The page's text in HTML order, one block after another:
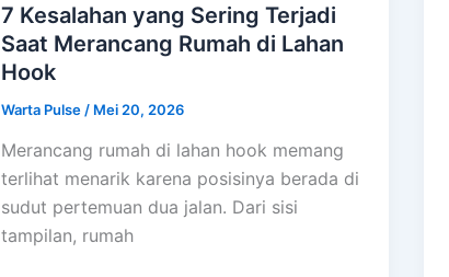
7 Kesalahan yang Sering Terjadi
Saat Merancang Rumah di Lahan
Hook
Warta Pulse / Mei 20, 2026
Merancang rumah di lahan hook memang
terlihat menarik karena posisinya berada di
sudut pertemuan dua jalan. Dari sisi
tampilan, rumah